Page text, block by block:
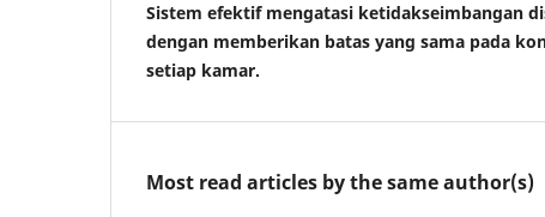
Sistem efektif mengatasi ketidakseimbangan
dengan memberikan batas yang sama pada
setiap kamar.
Most read articles by the same author(s)